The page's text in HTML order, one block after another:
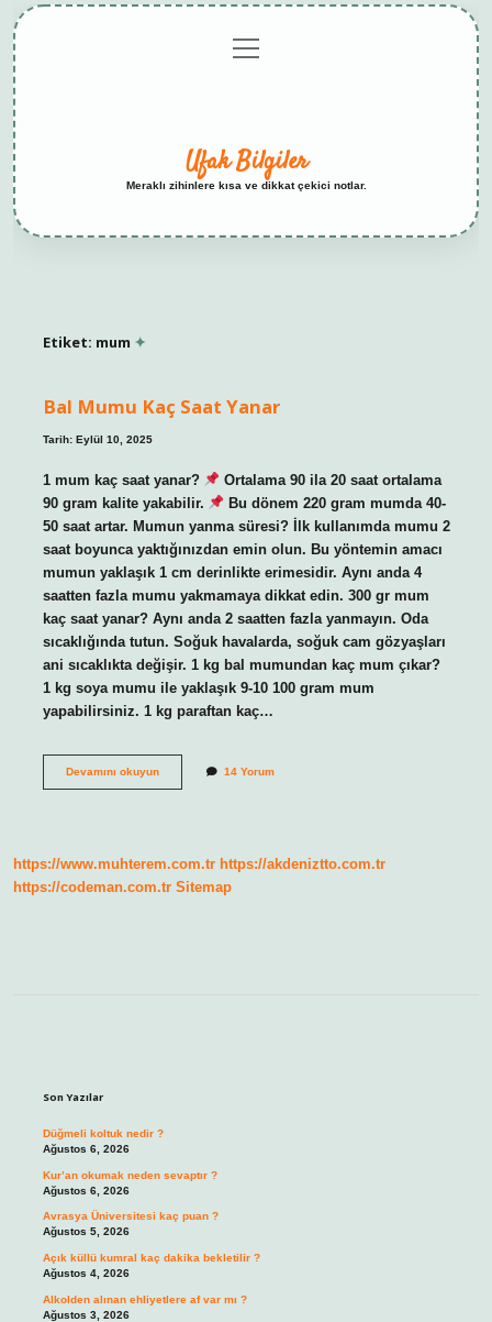
menüyü
aç
Ufak Bilgiler
Meraklı zihinlere kısa ve dikkat çekici notlar.
Etiket: mum
Bal Mumu Kaç Saat Yanar
Tarih: Eylül 10, 2025
1 mum kaç saat yanar?
Ortalama 90 ila 20 saat ortalama
90 gram kalite yakabilir.
Bu dönem 220 gram mumda 40-
50 saat artar. Mumun yanma süresi? İlk kullanımda mumu 2
saat boyunca yaktığınızdan emin olun. Bu yöntemin amacı
mumun yaklaşık 1 cm derinlikte erimesidir. Aynı anda 4
saatten fazla mumu yakmamaya dikkat edin. 300 gr mum
kaç saat yanar? Aynı anda 2 saatten fazla yanmayın. Oda
sıcaklığında tutun. Soğuk havalarda, soğuk cam gözyaşları
ani sıcaklıkta değişir. 1 kg bal mumundan kaç mum çıkar?
1 kg soya mumu ile yaklaşık 9-10 100 gram mum
yapabilirsiniz. 1 kg paraftan kaç…
Devamını okuyunBal
14 Yorum
https://www.muhterem.com.tr https://akdeniztto.com.tr
https://codeman.com.tr Sitemap
Son Yazılar
Düğmeli koltuk nedir ?
Ağustos 6, 2026
Kur’an okumak neden sevaptır ?
Ağustos 6, 2026
Avrasya Üniversitesi kaç puan ?
Ağustos 5, 2026
Açık küllü kumral kaç dakika bekletilir ?
Ağustos 4, 2026
Alkolden alınan ehliyetlere af var mı ?
Ağustos 3, 2026